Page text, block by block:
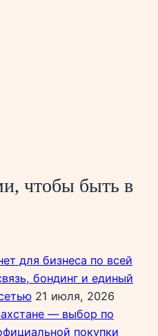
чтобы быть в
для бизнеса по всей
бондинг и единый
21 июля, 2026
— выбор по
покупки